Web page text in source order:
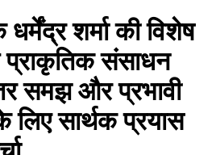
शर्मा की विशेष
संसाधन
समझ और प्रभावी
लिए सार्थक प्रयास